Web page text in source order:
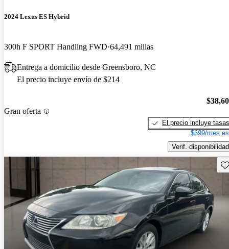
2024 Lexus ES Hybrid
300h F SPORT Handling FWD 64,491 millas
Entrega a domicilio desde Greensboro, NC
El precio incluye envío de $214
Gran oferta
El precio incluye tasas
$699/mes
Verif. disponibilidad